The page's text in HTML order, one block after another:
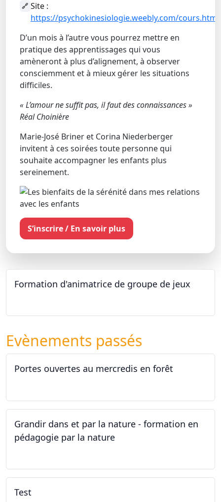
🔗 Site :
https://psychokinesiologie.weebly.com/cours.html
D’un mois à l’autre vous pourrez mettre en
pratique des apprentissages qui vous
amèneront à plus d’alignement, à observer
consciemment et à mieux gérer les situations
difficiles.
« L’amour ne suffit pas, il faut des connaissances »
Réal Choinière
Marie-José Briner et Corina Niederberger
invitent à ces soirées toute personne qui
souhaite accompagner les enfants plus
sereinement.
S’inscrire / En savoir plus
Formation d'animatrice de groupe de jeux
Evènements passés
Portes ouvertes au mercredis en forêt
Grandir dans et par la nature - formation en
pédagogie par la nature
Test